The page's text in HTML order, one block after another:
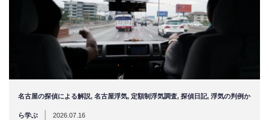
名古屋の探偵による解説, 名古屋浮気, 定額制浮気調査, 探偵日記, 浮気の判例か
ら学ぶ 2026.07.16